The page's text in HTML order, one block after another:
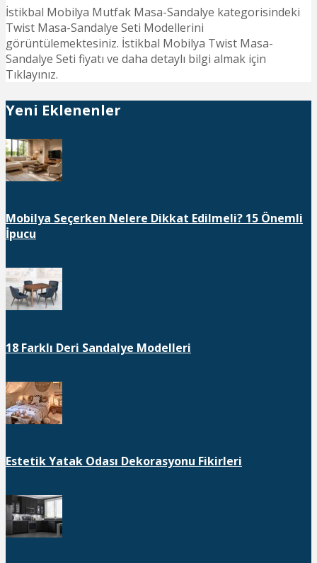
İstikbal Mobilya Mutfak Masa-Sandalye kategorisindeki
Twist Masa-Sandalye Seti Modellerini
görüntülemektesiniz. İstikbal Mobilya Twist Masa-
Sandalye Seti fiyatı ve daha detaylı bilgi almak için
Tıklayınız.
Yeni Eklenenler
Mobilya Seçerken Nelere Dikkat Edilmeli? 15 Önemli
İpucu
18 Farklı Deri Sandalye Modelleri
Estetik Yatak Odası Dekorasyonu Fikirleri